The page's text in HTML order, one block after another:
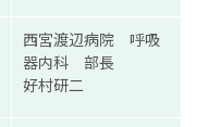
西宮渡辺病院 呼吸
器内科 部長
好村研二